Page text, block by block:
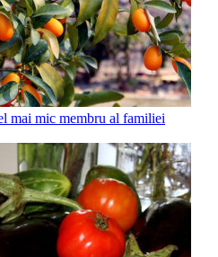
mai mic membru al familiei